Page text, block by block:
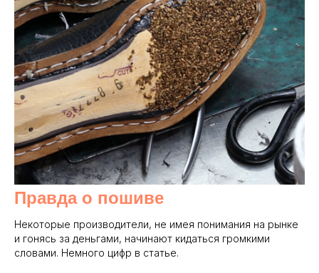
Правда о пошиве
Некоторые производители, не имея понимания на рынке
и гонясь за деньгами, начинают кидаться громкими
словами. Немного цифр в статье.